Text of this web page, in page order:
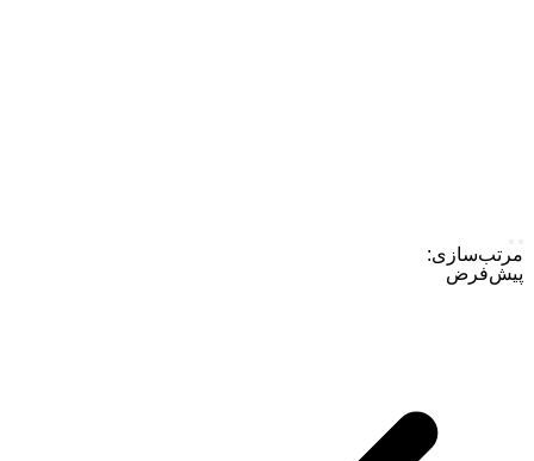
مرتب‌سازی:
پیش‌فرض